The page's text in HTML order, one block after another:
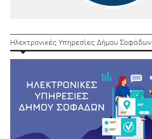
Ηλεκτρονικές Υπηρεσίες Δήμου Σοφάδων